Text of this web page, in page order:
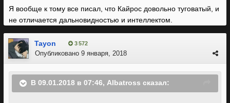
Я вообще к тому все писал, что Кайрос довольно туговатый, и
не отличается дальновидностью и интеллектом.
Tayon 3 572
Опубликовано 9 января, 2018
В 09.01.2018 в 07:46, Albatross сказал: